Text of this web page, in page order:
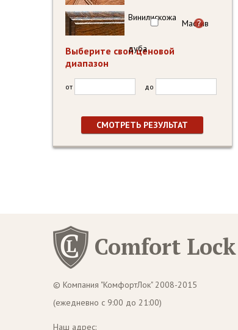
Винилискожа
Массив
дуба
Выберите свой ценовой
диапазон
от до
Comfort Lock
© Компания "КомфортЛок" 2008-2015
(ежедневно с 9:00 до 21:00)
Наш адрес: